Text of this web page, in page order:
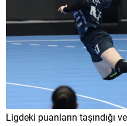
Ligdeki puanların taşındığı